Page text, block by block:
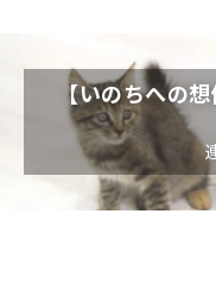
【いのちへの